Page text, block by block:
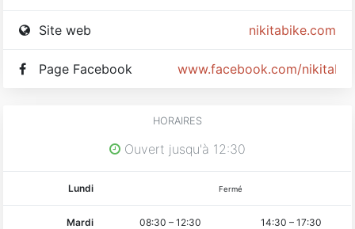
nikitabike.com
Site web
www.facebook.com/
Page Facebook
HORAIRES
Ouvert jusqu'à 12:30
Lundi Fermé
Mardi 08:30 – 12:30 14:30 – 17:30